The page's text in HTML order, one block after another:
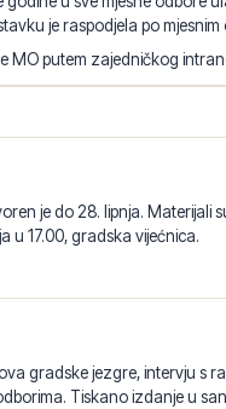
je raspodjela po mjesnim
MO putem zajedničkog
po mjesnim odborima
je do 28. lipnja. Materijali
u 17.00, gradska vijećnica.
gradske jezgre, intervju s
Tiskano izdanje u